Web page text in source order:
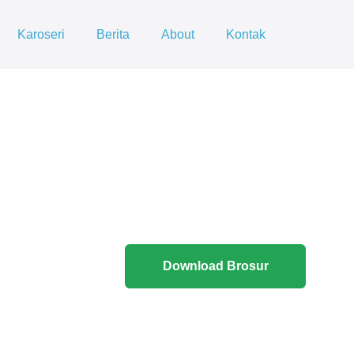
Karoseri Berita About Kontak
Download Brosur